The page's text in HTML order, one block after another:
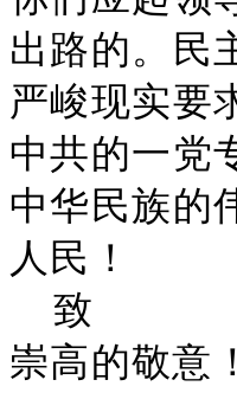
出路的。民
严峻现实要
中共的一党
中华民族的
人民！
致
崇高的敬意！